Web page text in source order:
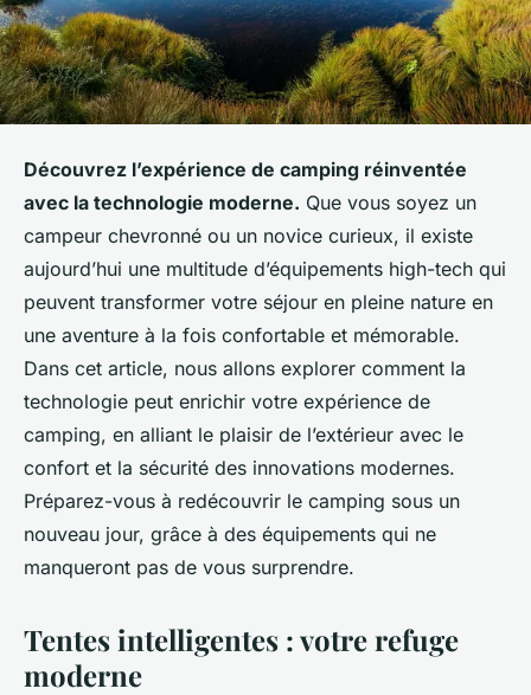
Découvrez l’expérience de camping réinventée
avec la technologie moderne. Que vous soyez un
campeur chevronné ou un novice curieux, il existe
aujourd’hui une multitude d’équipements high-tech qui
peuvent transformer votre séjour en pleine nature en
une aventure à la fois confortable et mémorable.
Dans cet article, nous allons explorer comment la
technologie peut enrichir votre expérience de
camping, en alliant le plaisir de l’extérieur avec le
confort et la sécurité des innovations modernes.
Préparez-vous à redécouvrir le camping sous un
nouveau jour, grâce à des équipements qui ne
manqueront pas de vous surprendre.
Tentes intelligentes : votre refuge
moderne